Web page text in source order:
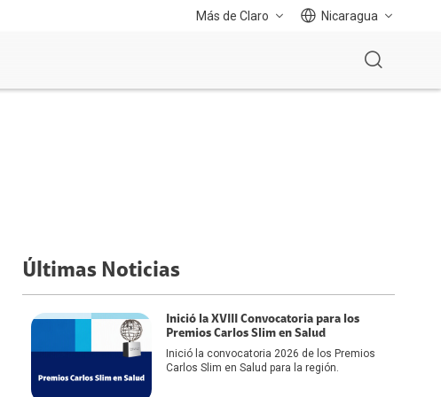
Más de Claro Nicaragua
Últimas Noticias
Inició la XVIII Convocatoria para los
Premios Carlos Slim en Salud
Inició la convocatoria 2026 de los Premios
Carlos Slim en Salud para la región.